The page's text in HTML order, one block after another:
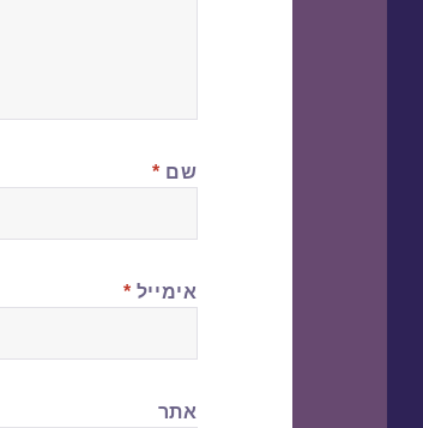
שם *
אימייל *
אתר